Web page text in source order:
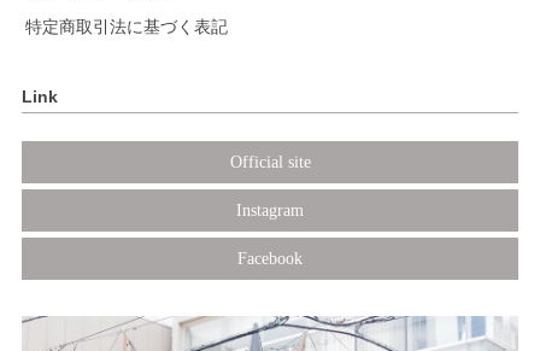
特定商取引法に基づく表記
Link
Official site
Instagram
Facebook